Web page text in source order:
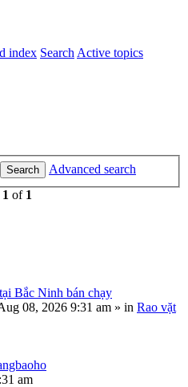
index Search Active topics
Search
Advanced search
1 of 1
Bắc Ninh bán chạy
08, 2026 9:31 am » in Rao vặt
am